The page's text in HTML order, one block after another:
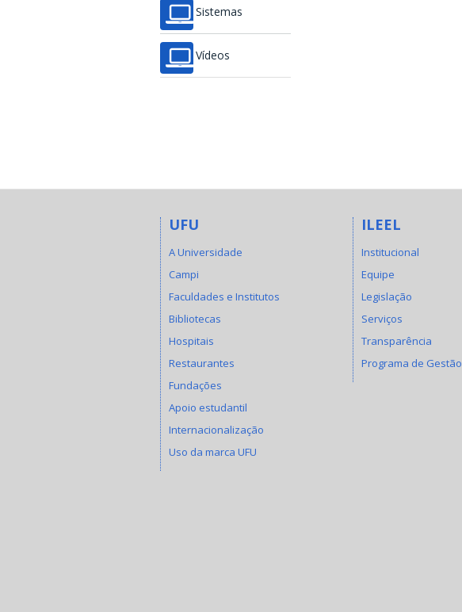
Sistemas
Vídeos
UFU
A Universidade
Campi
Faculdades e Institutos
Bibliotecas
Hospitais
Restaurantes
Fundações
Apoio estudantil
Internacionalização
Uso da marca UFU
ILEEL
Institucional
Equipe
Legislação
Serviços
Transparência
Programa de Gestão